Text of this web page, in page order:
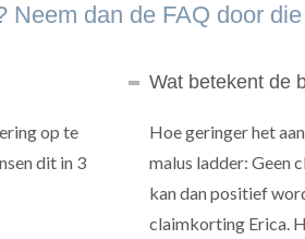
Neem dan de FAQ door
op te
dit in 3
Wat betekent de
Hoe geringer het
malus ladder: Geen
kan dan positief
claimkorting Erica.